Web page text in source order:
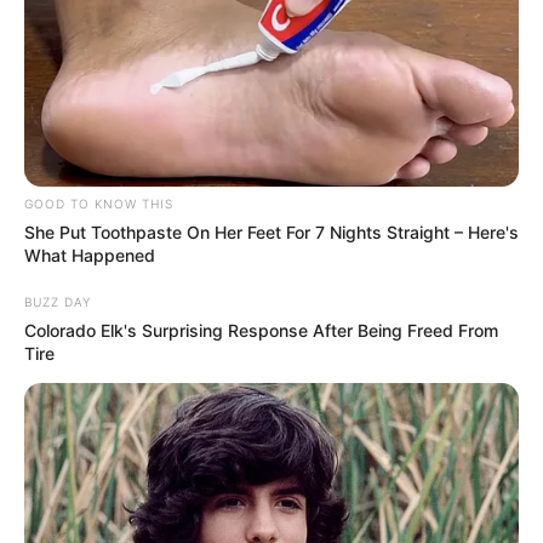
Consulte mais informações sobre credenciamentopor meio de
ofício na Portaria de Consolidação nº 2/GM/MS, de 28 de setembro
de 2017, no capítulo I, itens Do Financiamento das Ações de
Atenção Básica e Do credenciamento.
GOOD TO KNOW THIS
She Put Toothpaste On Her Feet For 7 Nights Straight – Here's
What Happened
BUZZ DAY
Colorado Elk's Surprising Response After Being Freed From
Tire